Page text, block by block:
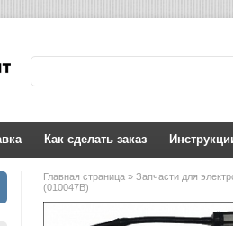
Как сделать заказ
Главная страница » Запчасти для
(010047В)